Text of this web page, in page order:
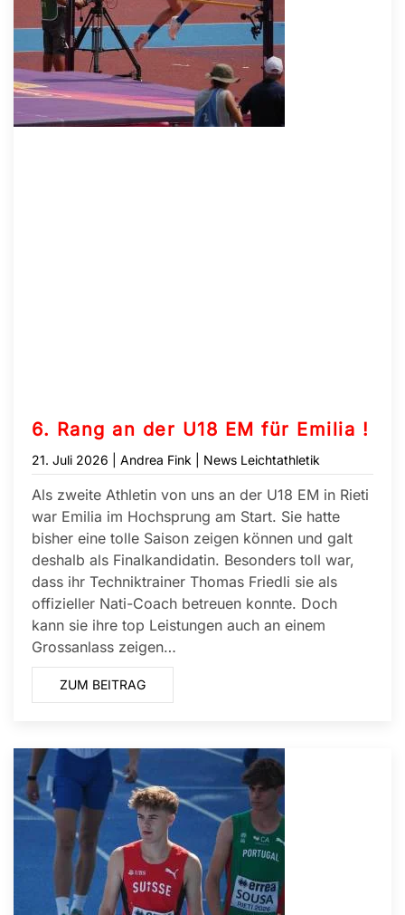
6. Rang an der U18 EM für Emilia !
21. Juli 2026 | Andrea Fink | News Leichtathletik
Als zweite Athletin von uns an der U18 EM in Rieti
war Emilia im Hochsprung am Start. Sie hatte
bisher eine tolle Saison zeigen können und galt
deshalb als Finalkandidatin. Besonders toll war,
dass ihr Techniktrainer Thomas Friedli sie als
offizieller Nati-Coach betreuen konnte. Doch
kann sie ihre top Leistungen auch an einem
Grossanlass zeigen…
ZUM BEITRAG